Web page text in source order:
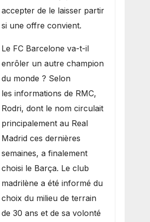
accepter de le laisser partir
si une offre convient.
​Le FC Barcelone va-t-il
enrôler un autre champion
du monde ? Selon
les informations de RMC,
Rodri, dont le nom circulait
principalement au Real
Madrid ces dernières
semaines, a finalement
choisi le Barça. Le club
madrilène a été informé du
choix du milieu de terrain
de 30 ans et de sa volonté